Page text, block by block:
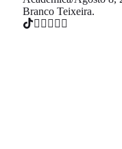
Branco Teixeira.